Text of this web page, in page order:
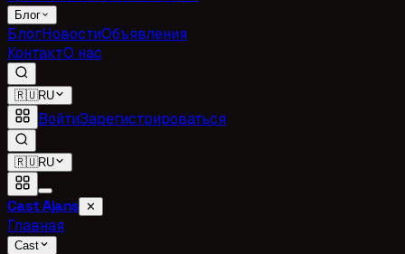
Блог
БлогНовостиОбъявления
КонтактО нас
🇷🇺RU
ВойтиЗарегистрироваться
🇷🇺RU
Cast Ajans ✕
Главная
Cast